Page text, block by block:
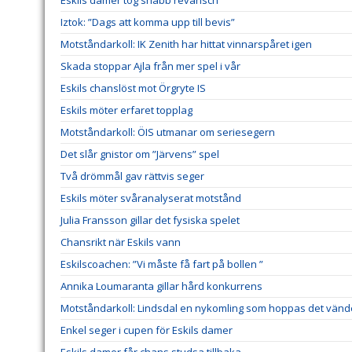
Iztok: ”Dags att komma upp till bevis”
Motståndarkoll: IK Zenith har hittat vinnarspåret igen
Skada stoppar Ajla från mer spel i vår
Eskils chanslöst mot Örgryte IS
Eskils möter erfaret topplag
Motståndarkoll: ÖIS utmanar om seriesegern
Det slår gnistor om ”Järvens” spel
Två drömmål gav rättvis seger
Eskils möter svåranalyserat motstånd
Julia Fransson gillar det fysiska spelet
Chansrikt när Eskils vann
Eskilscoachen: ”Vi måste få fart på bollen ”
Annika Loumaranta gillar hård konkurrens
Motståndarkoll: Lindsdal en nykomling som hoppas det
Enkel seger i cupen för Eskils damer